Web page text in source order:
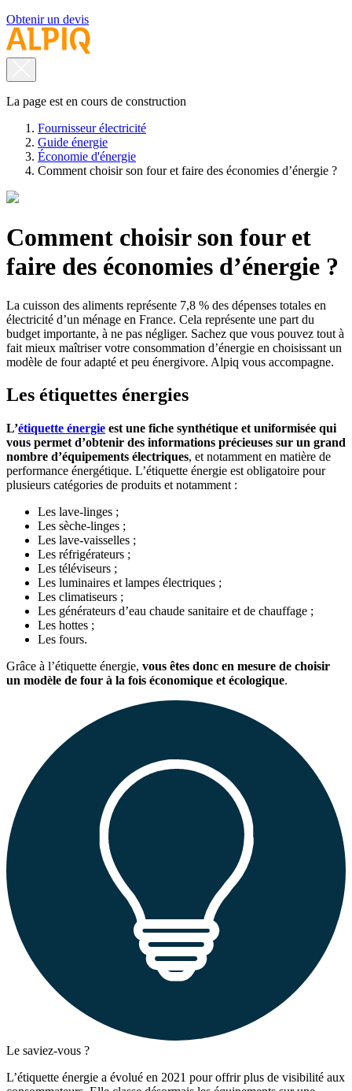
Obtenir un devis
La page est en cours de construction
Fournisseur électricité
Guide énergie
Économie d'énergie
Comment choisir son four et faire des économies d’énergie ?
Comment choisir son four et
faire des économies d’énergie ?
La cuisson des aliments représente 7,8 % des dépenses totales en
électricité d’un ménage en France. Cela représente une part du
budget importante, à ne pas négliger. Sachez que vous pouvez tout à
fait mieux maîtriser votre consommation d’énergie en choisissant un
modèle de four adapté et peu énergivore. Alpiq vous accompagne.
Les étiquettes énergies
L’étiquette énergie est une fiche synthétique et uniformisée qui
vous permet d’obtenir des informations précieuses sur un grand
nombre d’équipements électriques, et notamment en matière de
performance énergétique. L’étiquette énergie est obligatoire pour
plusieurs catégories de produits et notamment :
Les lave-linges ;
Les sèche-linges ;
Les lave-vaisselles ;
Les réfrigérateurs ;
Les téléviseurs ;
Les luminaires et lampes électriques ;
Les climatiseurs ;
Les générateurs d’eau chaude sanitaire et de chauffage ;
Les hottes ;
Les fours.
Grâce à l’étiquette énergie, vous êtes donc en mesure de choisir
un modèle de four à la fois économique et écologique.
Le saviez-vous ?
L’étiquette énergie a évolué en 2021 pour offrir plus de visibilité aux